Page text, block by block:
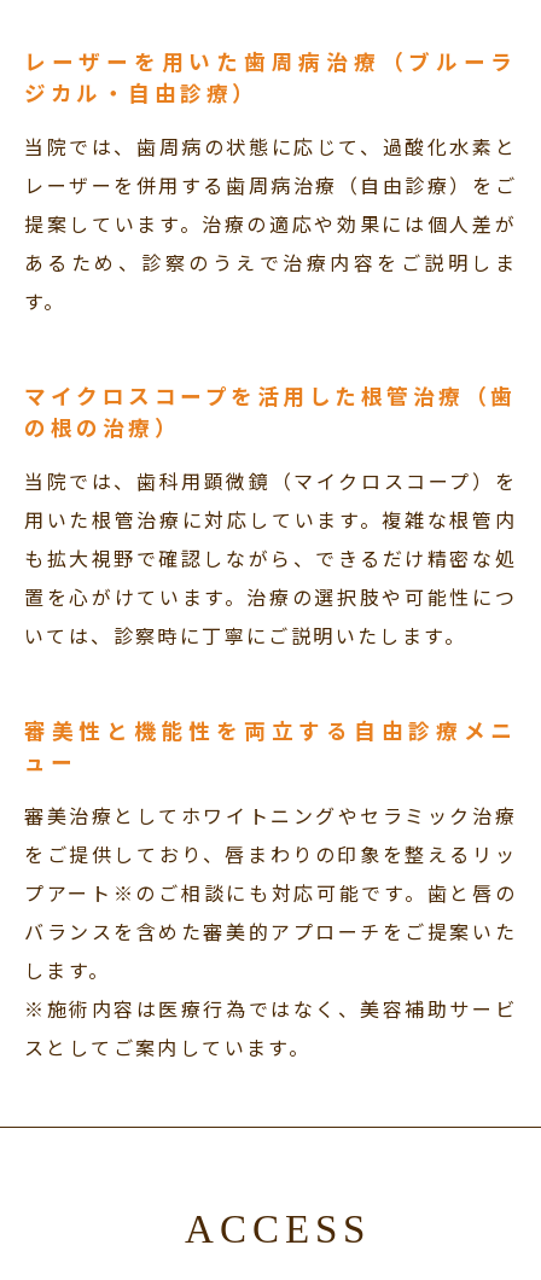
レーザーを用いた歯周病治療（ブルーラ
ジカル・自由診療）
当院では、歯周病の状態に応じて、過酸化水素と
レーザーを併用する歯周病治療（自由診療）をご
提案しています。治療の適応や効果には個人差が
あるため、診察のうえで治療内容をご説明しま
す。
マイクロスコープを活用した根管治療（歯
の根の治療）
当院では、歯科用顕微鏡（マイクロスコープ）を
用いた根管治療に対応しています。複雑な根管内
も拡大視野で確認しながら、できるだけ精密な処
置を心がけています。治療の選択肢や可能性につ
いては、診察時に丁寧にご説明いたします。
審美性と機能性を両立する自由診療メニ
ュー
審美治療としてホワイトニングやセラミック治療
をご提供しており、唇まわりの印象を整えるリッ
プアート※のご相談にも対応可能です。歯と唇の
バランスを含めた審美的アプローチをご提案いた
します。
※施術内容は医療行為ではなく、美容補助サービ
スとしてご案内しています。
ACCESS